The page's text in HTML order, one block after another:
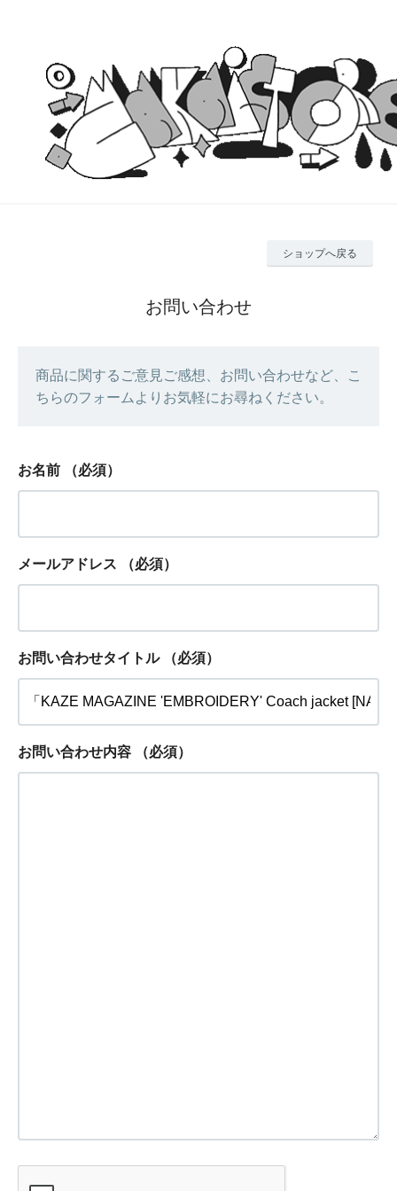
ショップへ戻る
お問い合わせ
商品に関するご意見ご感想、お問い合わせなど、こ
ちらのフォームよりお気軽にお尋ねください。
お名前 （必須）
メールアドレス （必須）
お問い合わせタイトル （必須）
お問い合わせ内容 （必須）